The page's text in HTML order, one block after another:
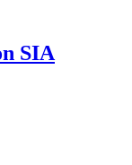
SIA